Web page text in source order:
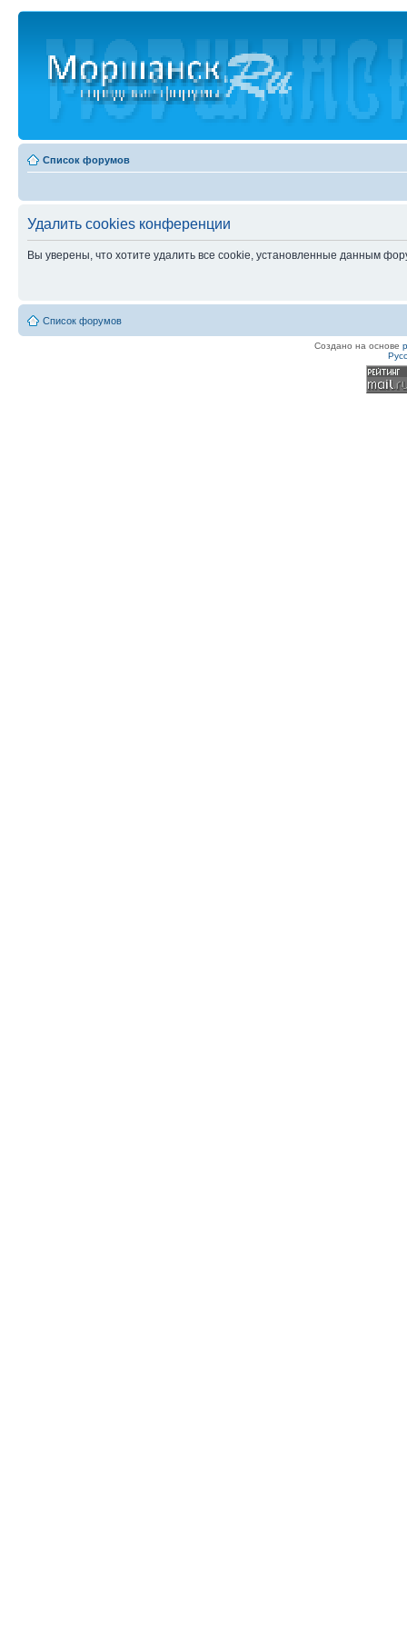
Список форумов
Удалить cookies конференции
Вы уверены, что хотите удалить все cookie, установленные данным
Список форумов
Создано на основе